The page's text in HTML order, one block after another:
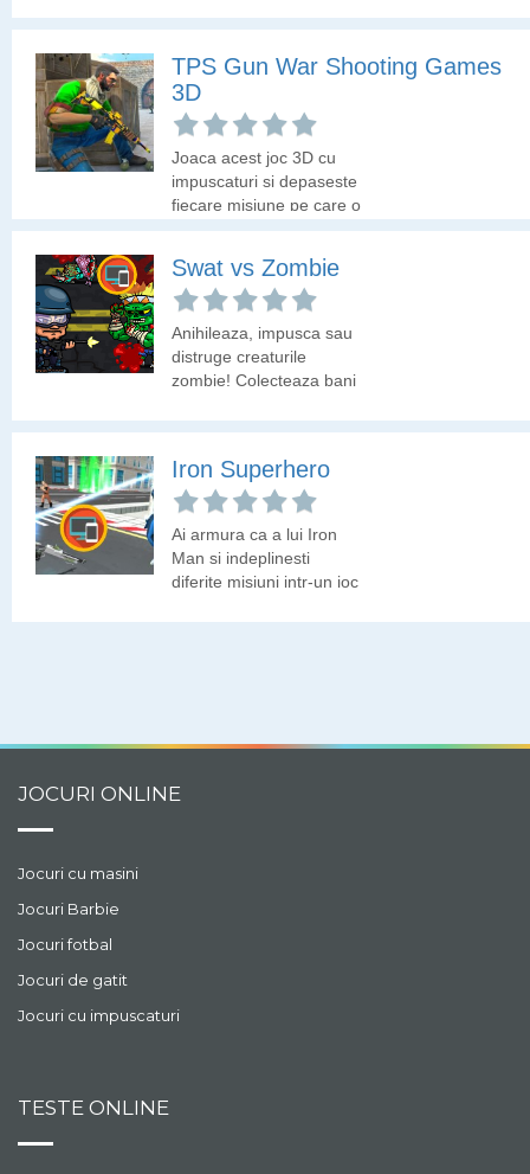
intai.
TPS Gun War Shooting Games
3D
Joaca acest joc 3D cu
impuscaturi si depaseste
fiecare misiune pe care o
primesti.
Swat vs Zombie
Anihileaza, impusca sau
distruge creaturile
zombie! Colecteaza bani
Iron Superhero
Ai armura ca a lui Iron
Man si indeplinesti
diferite misiuni intr-un joc
JOCURI ONLINE
Jocuri cu masini
Jocuri Barbie
Jocuri fotbal
Jocuri de gatit
Jocuri cu impuscaturi
TESTE ONLINE